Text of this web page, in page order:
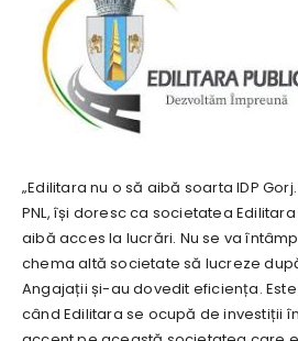
„Edilitara nu o să aibă soarta IDP
PNL, își doresc ca societatea
aibă acces la lucrări. Nu se va
chema altă societate să lucreze
Angajații și-au dovedit eficiența.
când Edilitara se ocupă de investiții